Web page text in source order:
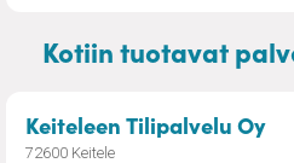
Kotiin tuotavat
Keiteleen Tilipalvelu Oy–
72600 Keitele